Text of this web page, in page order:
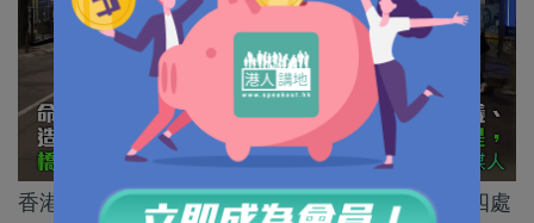
香港人有句話：「橋唔怕舊，最緊要受」，明明四處